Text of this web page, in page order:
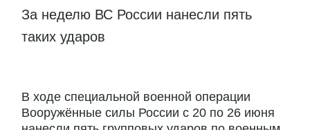
За неделю ВС России нанесли пять
таких ударов
В ходе специальной военной операции
Вооружённые силы России с 20 по 26 июня